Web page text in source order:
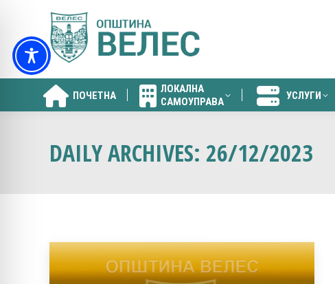
ПОЧЕТНА
ЛОКАЛНА
САМОУПРАВА
УСЛУГИ
DAILY ARCHIVES: 26/12/2023
ПОЧЕТНА